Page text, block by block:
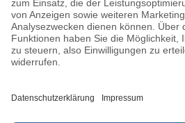
Damit könnt ihr die Sewiwons
Hebräisch) kreiseln lassen!
Anleitung gibts per QR-Code
Mengenrabatt
Menge Preis pro Stk. (inkl.